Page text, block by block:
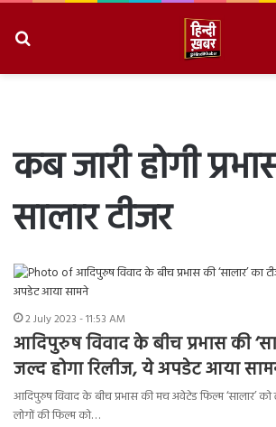
कब जारी होगी
सालार टीजर
2 July 2023 - 11:53 AM
आदिपुरुष विवाद के बीच प्रभास की
जल्द होगा रिलीज, ये अपडेट आया
आदिपुरुष विवाद के बीच प्रभास की मच अवेटेड फिल्म ‘सालार’
लोगों की फिल्म को…